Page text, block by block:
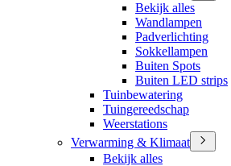
Bekijk alles
Wandlampen
Padverlichting
Sokkellampen
Buiten Spots
Buiten LED strips
Tuinbewatering
Tuingereedschap
Weerstations
Verwarming & Klimaat
Bekijk alles